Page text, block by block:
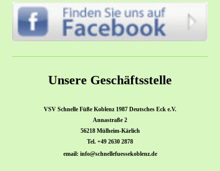
Unsere Geschäftsstelle
VSV Schnelle Füße Koblenz 1987 Deutsches Eck e.V.
Annastraße 2
56218 Mülheim-Kärlich
Tel. +49 2630 2878
email: info@schnellefuessekoblenz.de